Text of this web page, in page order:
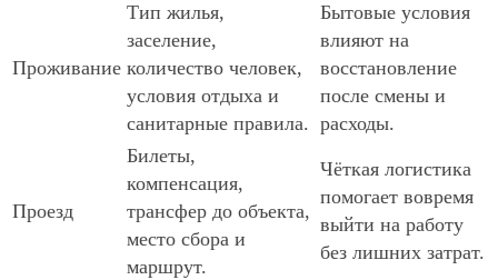
Проживание
Тип жилья,
заселение,
количество человек,
условия отдыха и
санитарные правила.
Бытовые условия
влияют на
восстановление
после смены и
расходы.
Проезд
Билеты,
компенсация,
трансфер до объекта,
место сбора и
маршрут.
Чёткая логистика
помогает вовремя
выйти на работу
без лишних затрат.